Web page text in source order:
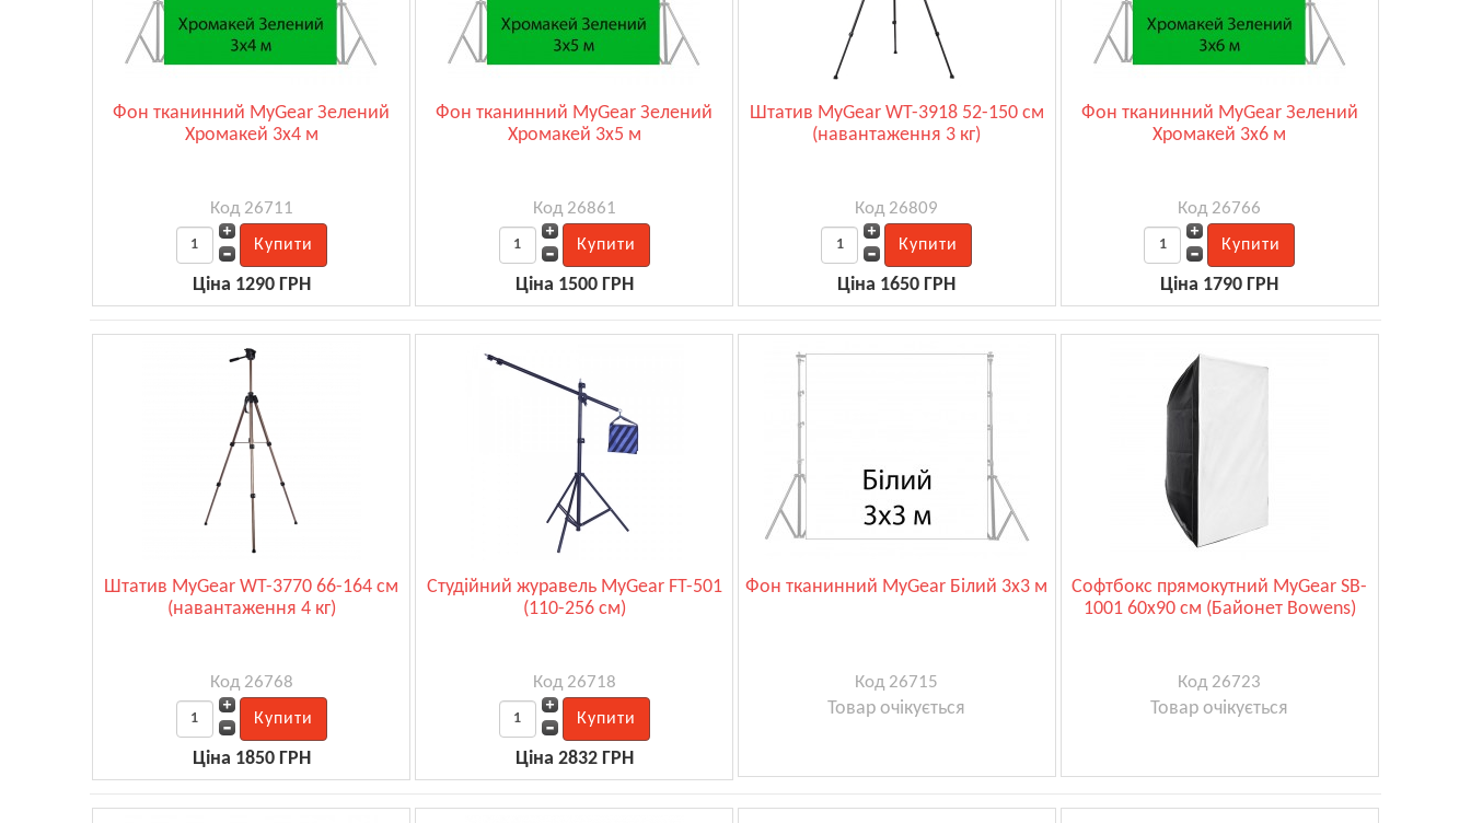
Фон тканинний MyGear Зелений
Хромакей 3х4 м
Код 26711
Ціна 1290 ГРН
Фон тканинний MyGear Зелений
Хромакей 3х5 м
Код 26861
Ціна 1500 ГРН
Штатив MyGear WT-3918 52-150 см
(навантаження 3 кг)
Код 26809
Ціна 1650 ГРН
Фон тканинний MyGear Зелений
Хромакей 3х6 м
Код 26766
Ціна 1790 ГРН
Штатив MyGear WT-3770 66-164 см
(навантаження 4 кг)
Код 26768
Ціна 1850 ГРН
Студійний журавель MyGear FT-501
(110-256 см)
Код 26718
Ціна 2832 ГРН
Фон тканинний MyGear Білий 3х3 м
Код 26715
Товар очікується
Софтбокс прямокутний MyGear SB-
1001 60x90 см (Байонет Bowens)
Код 26723
Товар очікується